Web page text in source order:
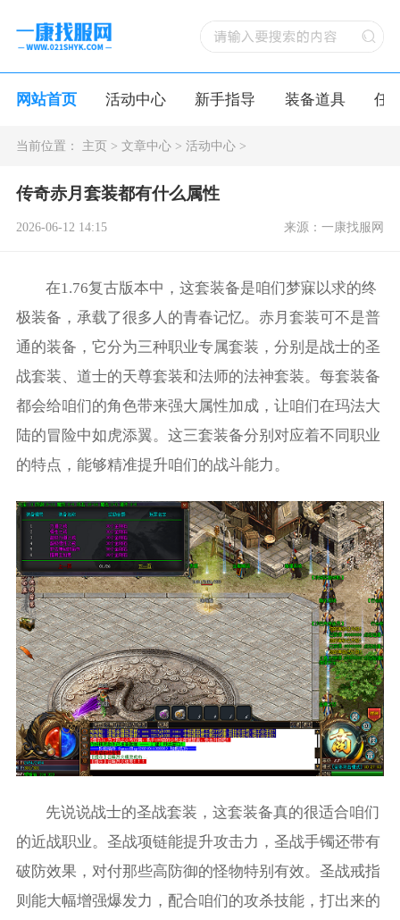
网站首页 活动中心 新手指导 装备道具 任
当前位置： 主页> 文章中心> 活动中心>
传奇赤月套装都有什么属性
2026-06-12 14:15 来源：一康找服网
在1.76复古版本中，这套装备是咱们梦寐以求的终
极装备，承载了很多人的青春记忆。赤月套装可不是普
通的装备，它分为三种职业专属套装，分别是战士的圣
战套装、道士的天尊套装和法师的法神套装。每套装备
都会给咱们的角色带来强大属性加成，让咱们在玛法大
陆的冒险中如虎添翼。这三套装备分别对应着不同职业
的特点，能够精准提升咱们的战斗能力。
先说说战士的圣战套装，这套装备真的很适合咱们
的近战职业。圣战项链能提升攻击力，圣战手镯还带有
破防效果，对付那些高防御的怪物特别有效。圣战戒指
则能大幅增强爆发力，配合咱们的攻杀技能，打出来的